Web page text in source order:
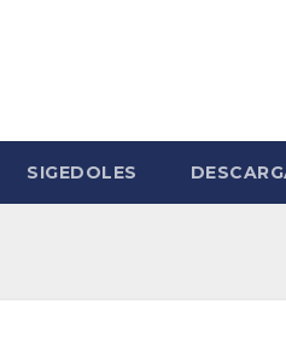
SIGEDOLES